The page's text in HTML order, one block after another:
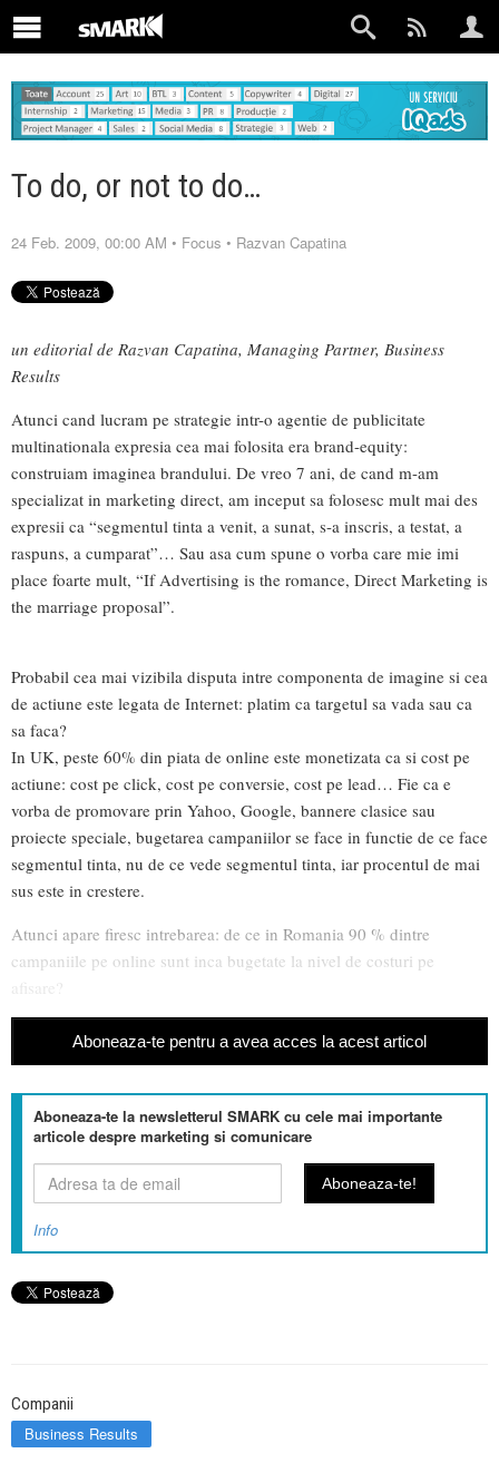
To do, or not to do…
24 Feb. 2009, 00:00 AM • Focus • Razvan Capatina
un editorial de Razvan Capatina, Managing Partner, Business
Results
Atunci cand lucram pe strategie intr-o agentie de publicitate
multinationala expresia cea mai folosita era brand-equity:
construiam imaginea brandului. De vreo 7 ani, de cand m-am
specializat in marketing direct, am inceput sa folosesc mult mai des
expresii ca “segmentul tinta a venit, a sunat, s-a inscris, a testat, a
raspuns, a cumparat”… Sau asa cum spune o vorba care mie imi
place foarte mult, “If Advertising is the romance, Direct Marketing is
the marriage proposal”.
Probabil cea mai vizibila disputa intre componenta de imagine si cea
de actiune este legata de Internet: platim ca targetul sa vada sau ca
sa faca?
In UK, peste 60% din piata de online este monetizata ca si cost pe
actiune: cost pe click, cost pe conversie, cost pe lead… Fie ca e
vorba de promovare prin Yahoo, Google, bannere clasice sau
proiecte speciale, bugetarea campaniilor se face in functie de ce face
segmentul tinta, nu de ce vede segmentul tinta, iar procentul de mai
sus este in crestere.
Atunci apare firesc intrebarea: de ce in Romania 90 % dintre
campaniile pe online sunt inca bugetate la nivel de costuri pe
afisare?
Aboneaza-te pentru a avea acces la acest articol
Aboneaza-te la newsletterul SMARK cu cele mai importante
articole despre marketing si comunicare
Info
Companii
Business Results